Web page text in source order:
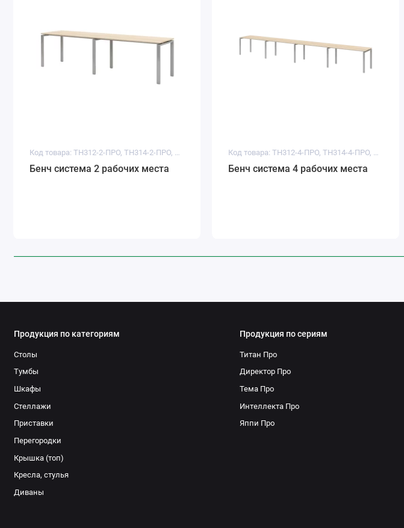
Бенч система 2 рабочих места Бенч система 4 рабочих места
Продукция по категориям
Столы
Тумбы
Шкафы
Стеллажи
Приставки
Перегородки
Крышка (топ)
Кресла, стулья
Диваны
Продукция по сериям
Титан Про
Директор Про
Тема Про
Интеллекта Про
Яппи Про